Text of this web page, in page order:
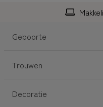
Geboorte
Trouwen
Decoratie